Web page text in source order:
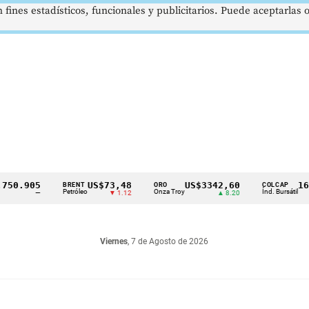
BRENT
Petróleo
US$73,48
▼ 1.12
ORO
Onza Troy
US$3342,60 COLCAP
Índ. Bursátil
Viernes, 7 de Agosto de 2026
estadísticos, funcionales y publicitarios. Puede aceptarlas